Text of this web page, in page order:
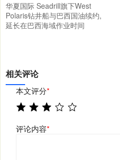
华夏国际 Seadrill旗下West
Polaris钻井船与巴西国油续约,
延长在巴西海域作业时间
相关评论
本文评分*
评论内容*